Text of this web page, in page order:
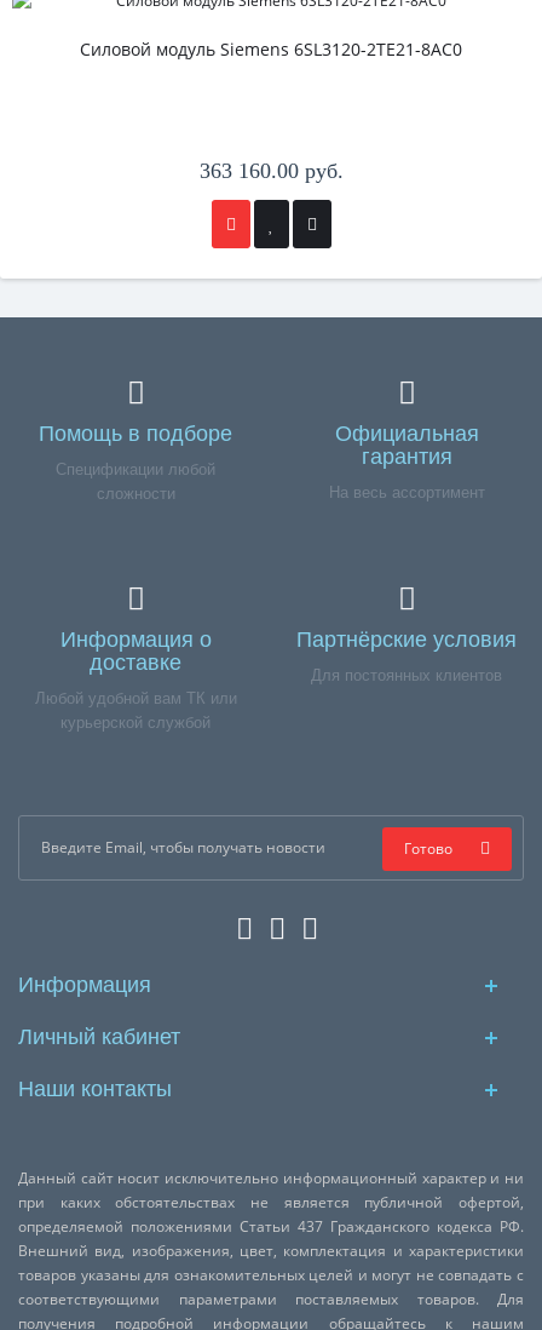
Силовой модуль Siemens 6SL3120-2TE21-8AC0
363 160.00 руб.
Помощь в подборе
Спецификации любой
сложности
Официальная
гарантия
На весь ассортимент
Информация о
доставке
Любой удобной вам ТК или
курьерской службой
Партнёрские условия
Для постоянных клиентов
Готово
Информация
Личный кабинет
Наши контакты
Данный сайт носит исключительно информационный характер и ни
при каких обстоятельствах не является публичной офертой,
определяемой положениями Статьи 437 Гражданского кодекса РФ.
Внешний вид, изображения, цвет, комплектация и характеристики
товаров указаны для ознакомительных целей и могут не совпадать с
соответствующими параметрами поставляемых товаров. Для
получения подробной информации обращайтесь к нашим